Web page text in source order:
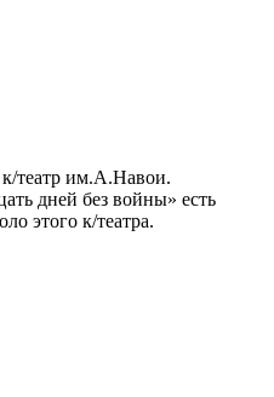
театр им.А.Навои.
дней без войны» есть
этого к/театра.